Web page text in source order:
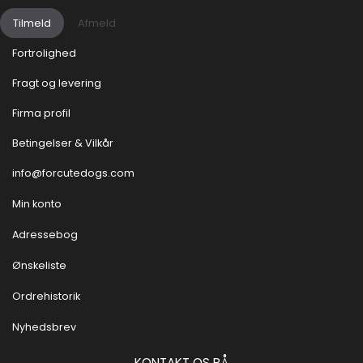
Tilmeld Afmeld
Fortrolighed
Fragt og levering
Firma profil
Betingelser & Vilkår
info@forcutedogs.com
Min konto
Adressebog
Ønskeliste
Ordrehistorik
Nyhedsbrev